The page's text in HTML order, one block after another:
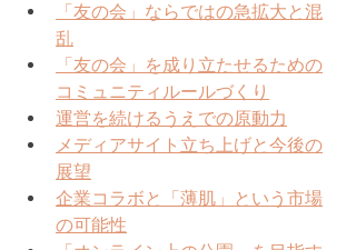
「友の会」ならではの急拡大と混
乱
「友の会」を成り立たせるための
コミュニティルールづくり
運営を続けるうえでの原動力
メディアサイト立ち上げと今後の
展望
企業コラボと「薄肌」という市場
の可能性